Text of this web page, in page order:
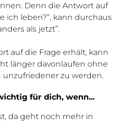
Denn die Antwort auf
ich leben?”, kann durchaus
als jetzt”.
auf die Frage erhält, kann
länger davonlaufen ohne
zu werden.
für dich, wenn...
da geht noch mehr in